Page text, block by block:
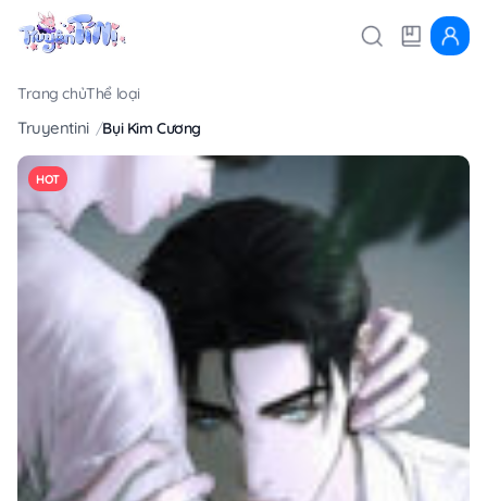
Trang chủThể loại
Truyentini Bụi Kim Cương
HOT